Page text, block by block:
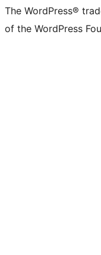
The WordPress®
of the WordPress